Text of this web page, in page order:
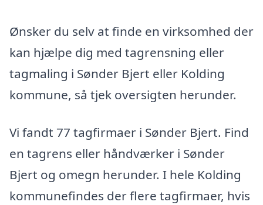
Ønsker du selv at finde en virksomhed der
kan hjælpe dig med tagrensning eller
tagmaling i Sønder Bjert eller Kolding
kommune, så tjek oversigten herunder.
Vi fandt 77 tagfirmaer i Sønder Bjert. Find
en tagrens eller håndværker i Sønder
Bjert og omegn herunder. I hele Kolding
kommunefindes der flere tagfirmaer, hvis